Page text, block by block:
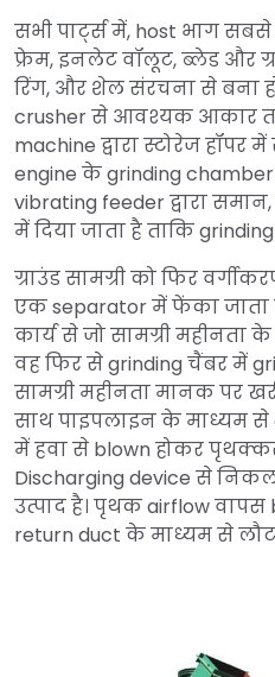
सभी पार्ट्स में, host भाग
फ्रेम, इनलेट वॉलूट, ब्लेड और
रिंग, और शेल संरचना से बना
crusher से आवश्यक आकार
machine द्वारा स्टोरेज
engine के grinding
vibrating feeder द्वारा
में दिया जाता है ताकि
ग्राउंड सामग्री को फिर
एक separator में फेंका जाता
कार्य से जो सामग्री महीनता
वह फिर से grinding चैंबर में
सामग्री महीनता मानक पर
साथ पाइपलाइन के माध्यम से
में हवा से blown होकर
Discharging device से
उत्पाद है। पृथक airflow
return duct के माध्यम से